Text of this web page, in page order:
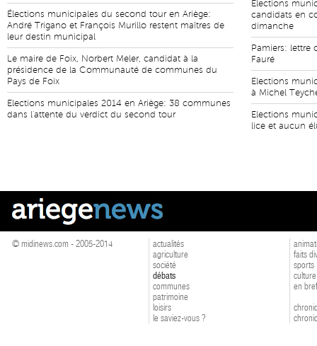
Élections municipales du second tour en Ariège:
André Trigano et François Murillo restent maîtres de
leur destin municipal
Le maire de Foix, Norbert Meler, candidat à la
présidence de la Communauté de communes du
Pays de Foix
Elections municipales 2014 en Ariège: 38 communes
dans l'attente du verdict du second tour
Elections
candidats en
dimanche
Pamiers: lettre
Fauré
Elections
à Michel
Elections
lice et aucun
© midinews.com - 2005-2014
actualités
agriculture
société
débats
communes
patrimoine
loisirs
le saviez-vous ?
faits
sports
culture
en bref